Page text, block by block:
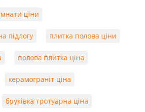
ціни
підлогу плитка полова ціни
полова плитка ціна
керамограніт ціна
бруківка тротуарна ціна